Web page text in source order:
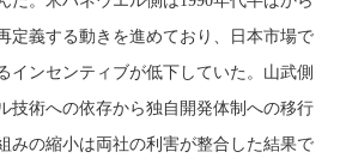
定義する動きを進めており、日本市場で
インセンティブが低下していた。山武側
技術への依存から独自開発体制への移行
みの縮小は両社の利害が整合した結果で